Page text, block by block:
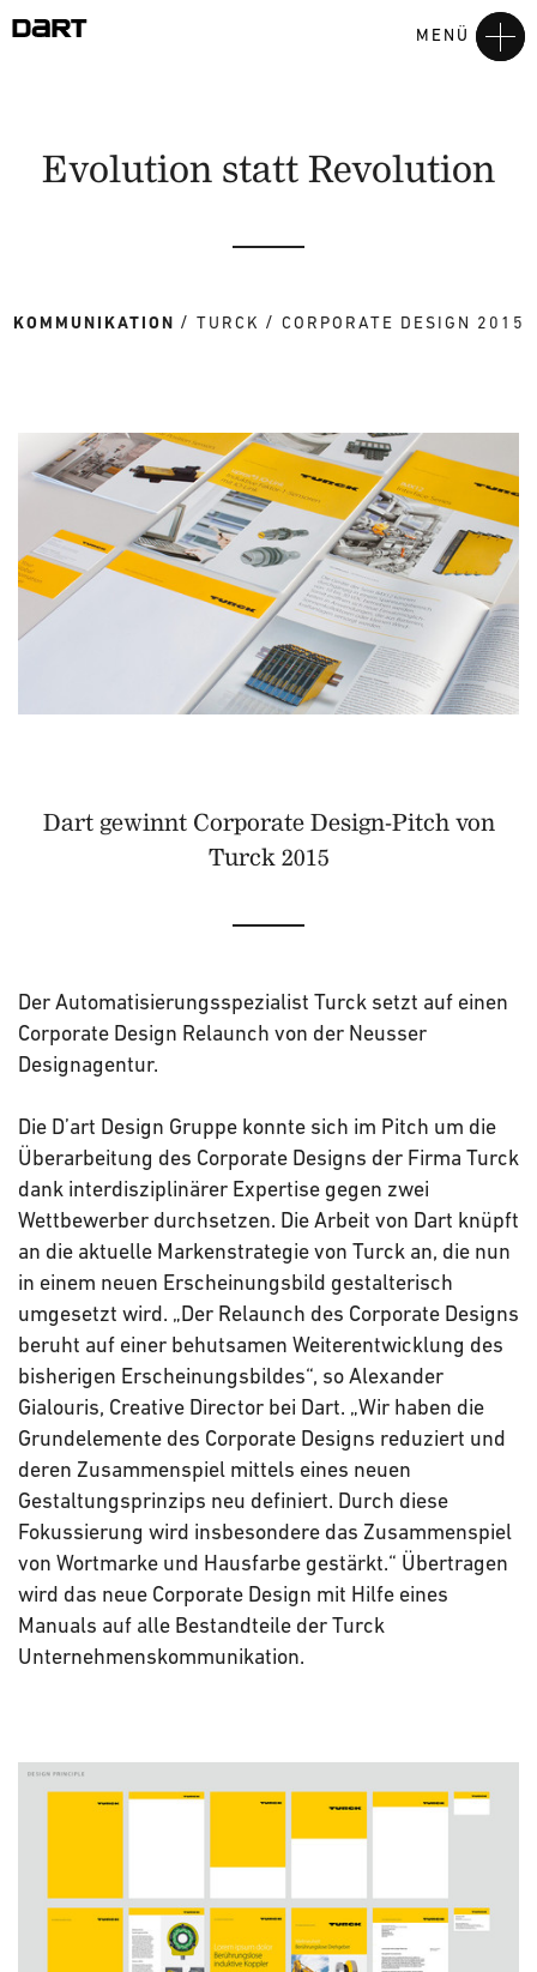
MENÜ
Evolution statt Revolution
KOMMUNIKATION TURCK CORPORATE DESIGN 2015
Dart gewinnt Corporate Design-Pitch von
Turck 2015
Der Automatisierungsspezialist Turck setzt auf einen
Corporate Design Relaunch von der Neusser
Designagentur.
Die D’art Design Gruppe konnte sich im Pitch um die
Überarbeitung des Corporate Designs der Firma Turck
dank interdisziplinärer Expertise gegen zwei
Wettbewerber durchsetzen. Die Arbeit von Dart knüpft
an die aktuelle Markenstrategie von Turck an, die nun
in einem neuen Erscheinungsbild gestalterisch
umgesetzt wird. „Der Relaunch des Corporate Designs
beruht auf einer behutsamen Weiterentwicklung des
bisherigen Erscheinungsbildes“, so Alexander
Gialouris, Creative Director bei Dart. „Wir haben die
Grundelemente des Corporate Designs reduziert und
deren Zusammenspiel mittels eines neuen
Gestaltungsprinzips neu definiert. Durch diese
Fokussierung wird insbesondere das Zusammenspiel
von Wortmarke und Hausfarbe gestärkt.“ Übertragen
wird das neue Corporate Design mit Hilfe eines
Manuals auf alle Bestandteile der Turck
Unternehmenskommunikation.